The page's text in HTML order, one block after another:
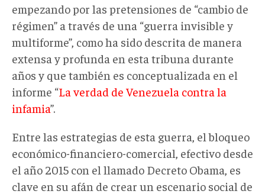
empezando por las pretensiones de “cambio de
régimen” a través de una “guerra invisible y
multiforme”, como ha sido descrita de manera
extensa y profunda en esta tribuna durante
años y que también es conceptualizada en el
informe “La verdad de Venezuela contra la
infamia”.
Entre las estrategias de esta guerra, el bloqueo
económico-financiero-comercial, efectivo desde
el año 2015 con el llamado Decreto Obama, es
clave en su afán de crear un escenario social de